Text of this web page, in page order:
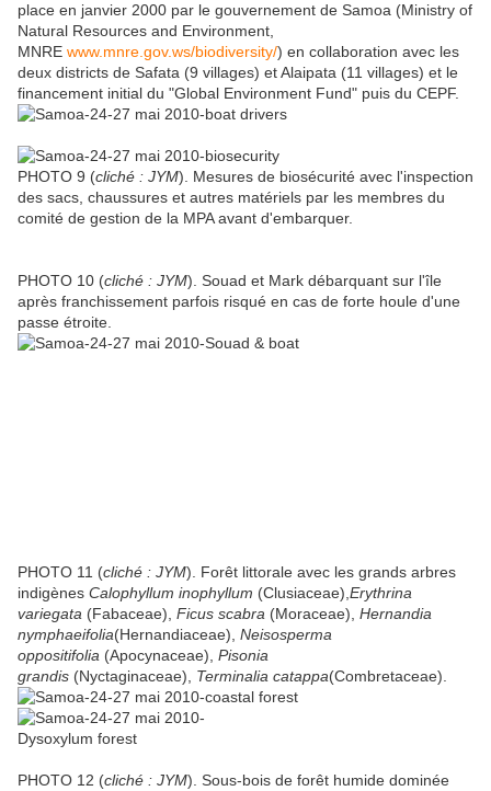
place en janvier 2000 par le gouvernement de Samoa (Ministry of
Natural Resources and Environment,
MNRE www.mnre.gov.ws/biodiversity/) en collaboration avec les
deux districts de Safata (9 villages) et Alaipata (11 villages) et le
financement initial du "Global Environment Fund" puis du CEPF.
PHOTO 9 (cliché : JYM). Mesures de biosécurité avec l'inspection
des sacs, chaussures et autres matériels par les membres du
comité de gestion de la MPA avant d'embarquer.
PHOTO 10 (cliché : JYM). Souad et Mark débarquant sur l'île
après franchissement parfois risqué en cas de forte houle d'une
passe étroite.
PHOTO 11 (cliché : JYM). Forêt littorale avec les grands arbres
indigènes Calophyllum inophyllum (Clusiaceae), Erythrina
variegata (Fabaceae), Ficus scabra (Moraceae), Hernandia
nymphaeifolia(Hernandiaceae), Neisosperma
oppositifolia (Apocynaceae), Pisonia
grandis (Nyctaginaceae), Terminalia catappa(Combretaceae).
PHOTO 12 (cliché : JYM). Sous-bois de forêt humide dominée